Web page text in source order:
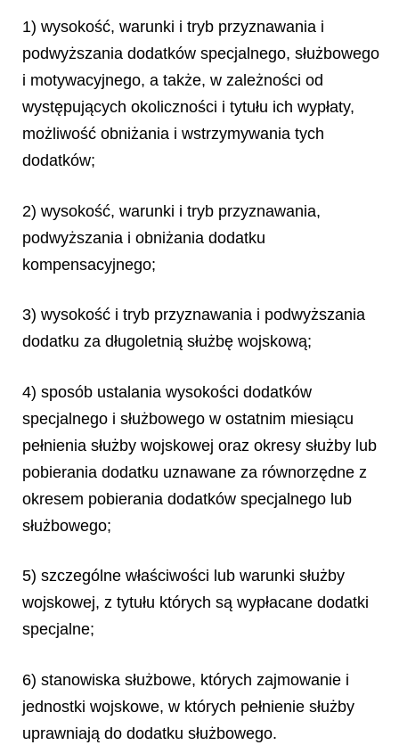
1) wysokość, warunki i tryb przyznawania i
podwyższania dodatków specjalnego, służbowego
i motywacyjnego, a także, w zależności od
występujących okoliczności i tytułu ich wypłaty,
możliwość obniżania i wstrzymywania tych
dodatków;
2) wysokość, warunki i tryb przyznawania,
podwyższania i obniżania dodatku
kompensacyjnego;
3) wysokość i tryb przyznawania i podwyższania
dodatku za długoletnią służbę wojskową;
4) sposób ustalania wysokości dodatków
specjalnego i służbowego w ostatnim miesiącu
pełnienia służby wojskowej oraz okresy służby lub
pobierania dodatku uznawane za równorzędne z
okresem pobierania dodatków specjalnego lub
służbowego;
5) szczególne właściwości lub warunki służby
wojskowej, z tytułu których są wypłacane dodatki
specjalne;
6) stanowiska służbowe, których zajmowanie i
jednostki wojskowe, w których pełnienie służby
uprawniają do dodatku służbowego.